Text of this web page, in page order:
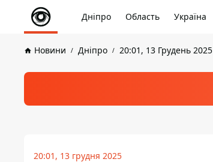
Дніпро Область Україна
Новини Дніпро 20:01, 13 Грудень 2025
20:01, 13 грудня 2025